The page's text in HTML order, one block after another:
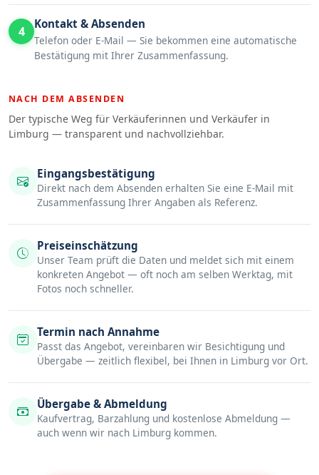
4 Kontakt & Absenden
Telefon oder E-Mail — Sie bekommen eine automatische
Bestätigung mit Ihrer Zusammenfassung.
NACH DEM ABSENDEN
Der typische Weg für Verkäuferinnen und Verkäufer in
Limburg — transparent und nachvollziehbar.
Eingangsbestätigung
Direkt nach dem Absenden erhalten Sie eine E-Mail mit
Zusammenfassung Ihrer Angaben als Referenz.
Preiseinschätzung
Unser Team prüft die Daten und meldet sich mit einem
konkreten Angebot — oft noch am selben Werktag, mit
Fotos noch schneller.
Termin nach Annahme
Passt das Angebot, vereinbaren wir Besichtigung und
Übergabe — zeitlich flexibel, bei Ihnen in Limburg vor Ort.
Übergabe & Abmeldung
Kaufvertrag, Barzahlung und kostenlose Abmeldung —
auch wenn wir nach Limburg kommen.